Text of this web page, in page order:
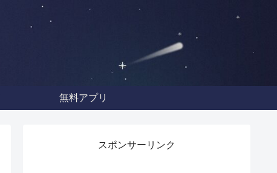
無料アプリ
スポンサーリンク